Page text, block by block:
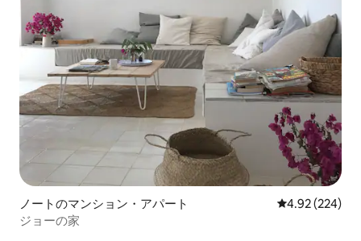
ノートのマンション・アパート レビュー224
4.92 (224)
ジョーの家